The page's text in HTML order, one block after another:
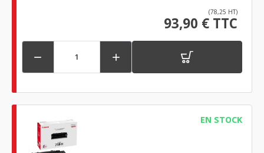
(78,25 HT)
93,90 € TTC
 
EN STOCK